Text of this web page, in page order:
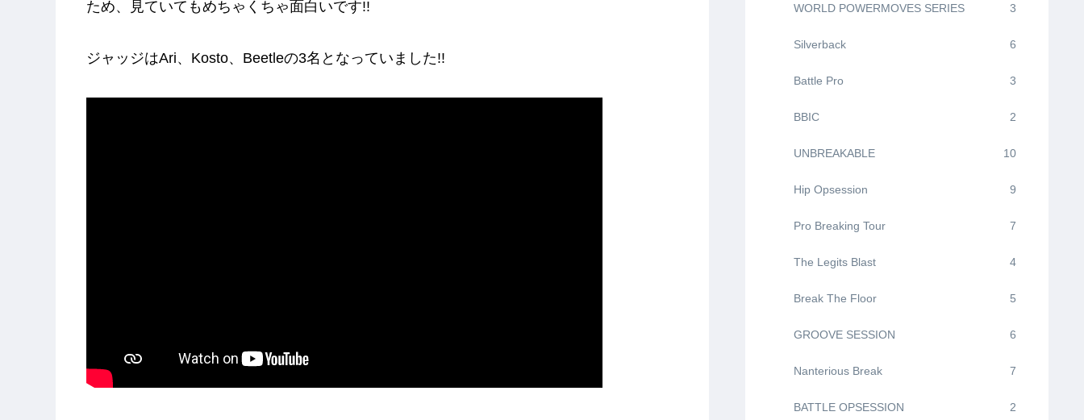
ため、見ていてもめちゃくちゃ面白いです!!
ジャッジはAri、Kosto、Beetleの3名となっていました!!
WORLD POWERMOVES SERIES 3
Silverback 6
Battle Pro 3
BBIC 2
UNBREAKABLE 10
Hip Opsession 9
Pro Breaking Tour 7
The Legits Blast 4
Break The Floor 5
GROOVE SESSION 6
Nanterious Break 7
BATTLE OPSESSION 2